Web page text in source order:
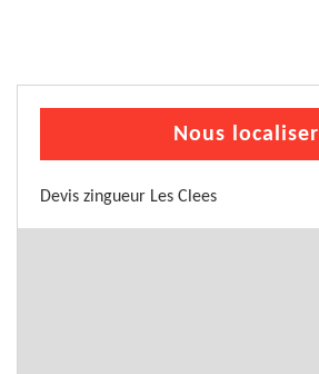
Nous localiser
Devis zingueur Les Clees